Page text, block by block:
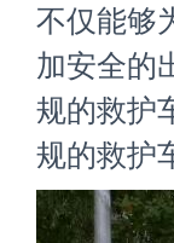
不仅能够
加安全的
规的救护
规的救护